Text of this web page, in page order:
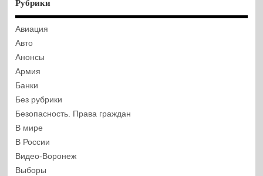
Рубрики
Авиация
Авто
Анонсы
Армия
Банки
Без рубрики
Безопасность. Права граждан
В мире
В России
Видео-Воронеж
Выборы